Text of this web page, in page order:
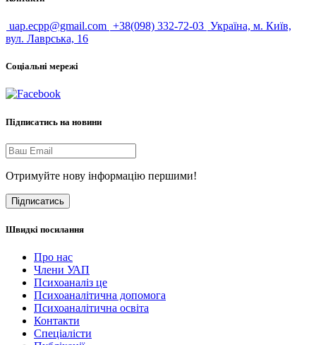
uap.ecpp@gmail.com +38(098) 332-72-03 Україна, м. Київ,
вул. Лаврська, 16
Соціальні мережі
Підписатись на новини
Отримуйте нову інформацію першими!
Підписатись
Швидкі посилання
Про нас
Члени УАП
Психоаналіз це
Психоаналітична допомога
Психоаналітична освіта
Контакти
Спеціалісти